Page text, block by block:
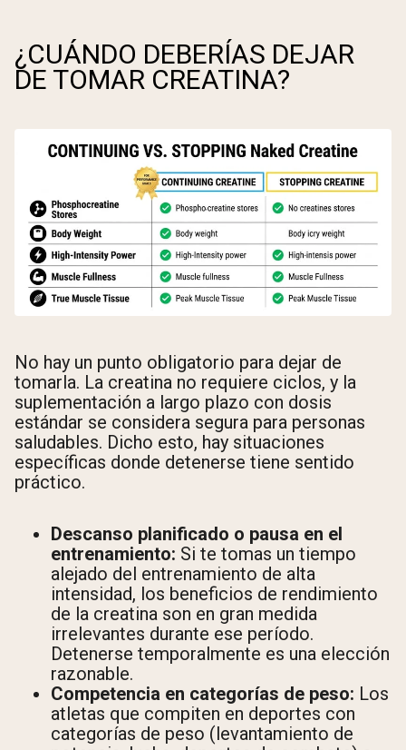
¿CUÁNDO DEBERÍAS DEJAR
DE TOMAR CREATINA?
No hay un punto obligatorio para dejar de
tomarla. La creatina no requiere ciclos, y la
suplementación a largo plazo con dosis
estándar se considera segura para personas
saludables. Dicho esto, hay situaciones
específicas donde detenerse tiene sentido
práctico.
Descanso planificado o pausa en el
entrenamiento: Si te tomas un tiempo
alejado del entrenamiento de alta
intensidad, los beneficios de rendimiento
de la creatina son en gran medida
irrelevantes durante ese período.
Detenerse temporalmente es una elección
razonable.
Competencia en categorías de peso: Los
atletas que compiten en deportes con
categorías de peso (levantamiento de